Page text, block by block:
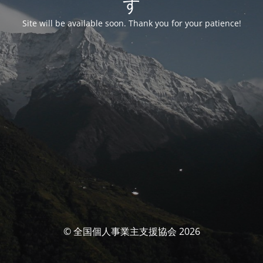
Site will be available soon. Thank you for your patience!
© 全国個人事業主支援協会 2026